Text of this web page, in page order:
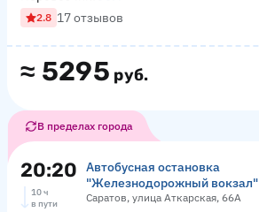
≈ 5295 руб.
2.8 17 отзывов
В пределах города
20:20
Автобусная остановка
"Железнодорожный вокзал"
Саратов, улица Аткарская, 66А
10 ч
в пути